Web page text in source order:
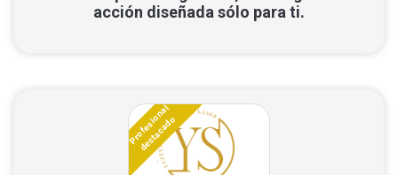
acción diseñada sólo para ti.
Profesional
destacado